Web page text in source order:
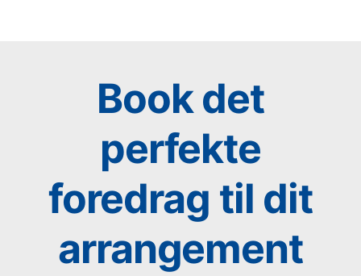
Book det
perfekte
foredrag til dit
arrangement